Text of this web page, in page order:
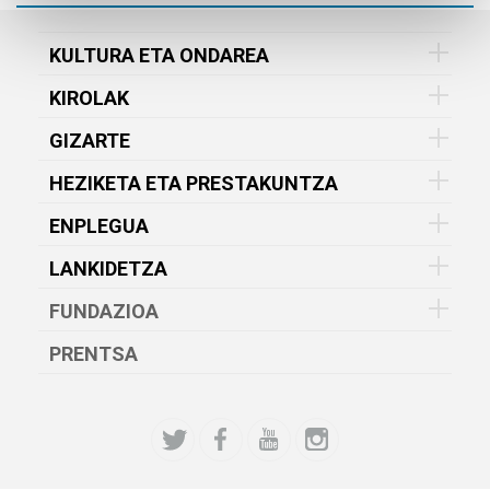
KULTURA ETA ONDAREA
KIROLAK
GIZARTE
HEZIKETA ETA PRESTAKUNTZA
ENPLEGUA
LANKIDETZA
FUNDAZIOA
PRENTSA